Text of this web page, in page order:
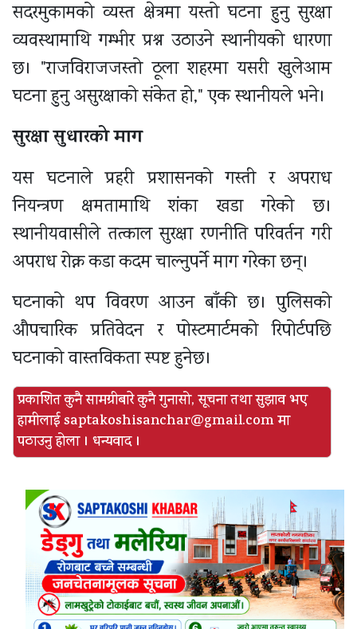
सदरमुकामको व्यस्त क्षेत्रमा यस्तो घटना हुनु सुरक्षा
व्यवस्थामाथि गम्भीर प्रश्न उठाउने स्थानीयको धारणा
छ। "राजविराजजस्तो ठूला शहरमा यसरी खुलेआम
घटना हुनु असुरक्षाको संकेत हो," एक स्थानीयले भने।
सुरक्षासुधारकोमाग
यस घटनाले प्रहरी प्रशासनको गस्ती र अपराध
नियन्त्रण क्षमतामाथि शंका खडा गरेको छ।
स्थानीयवासीले तत्काल सुरक्षा रणनीति परिवर्तन गरी
अपराध रोक्न कडा कदम चाल्नुपर्ने माग गरेका छन्।
घटनाको थप विवरण आउन बाँकी छ। पुलिसको
औपचारिक प्रतिवेदन र पोस्टमार्टमको रिपोर्टपछि
घटनाको वास्तविकता स्पष्ट हुनेछ।
प्रकाशित कुनै सामग्रीबारे कुनै गुनासो, सूचना तथा सुझाव भए
हामीलाईsaptakoshisanchar@gmail.com मा
पठाउनु होला । धन्यवाद ।